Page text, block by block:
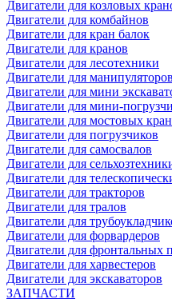
Двигатели для козловых
Двигатели для комбайнов
Двигатели для кран балок
Двигатели для кранов
Двигатели для лесотехники
Двигатели для манипуляторов
Двигатели для мини
Двигатели для мини-
Двигатели для мостовых
Двигатели для погрузчиков
Двигатели для самосвалов
Двигатели для
Двигатели для
Двигатели для тракторов
Двигатели для тралов
Двигатели для
Двигатели для форвардеров
Двигатели для фронтальных
Двигатели для харвестеров
Двигатели для экскаваторов
ЗАПЧАСТИ